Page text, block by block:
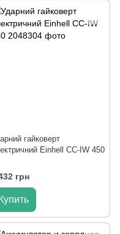
гайковерт
Einhell CC-IW 450
грн
Купить